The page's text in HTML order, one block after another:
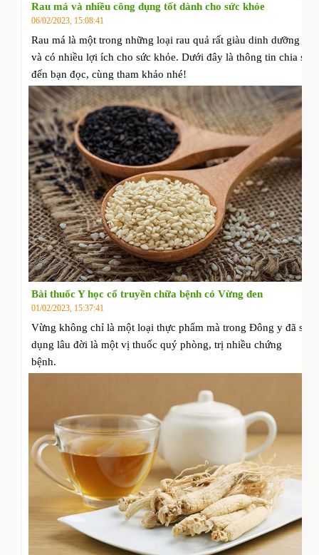
Rau má và nhiều công dụng tốt dành cho sức khỏe
06/02/2023, 15:08:41
Rau má là một trong những loại rau quả rất giàu dinh dưỡng
và có nhiều lợi ích cho sức khỏe. Dưới đây là thông tin chia sẻ
đến bạn đọc, cùng tham khảo nhé!
Bài thuốc Y học cổ truyền chữa bệnh có Vừng đen
01/02/2023, 15:37:41
Vừng không chỉ là một loại thực phẩm mà trong Đông y đã sử
dụng lâu đời là một vị thuốc quý phòng, trị nhiều chứng
bệnh.